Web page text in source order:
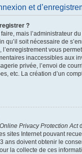
et
?
mais l’administrateur
qu’il soit nécessaire de
vous
inaccessibles aux
privée, l’envoi de
etc. La création d’un
Privacy Protection Act
sites Internet pouvant
ans doivent obtenir le
la collecte de ces